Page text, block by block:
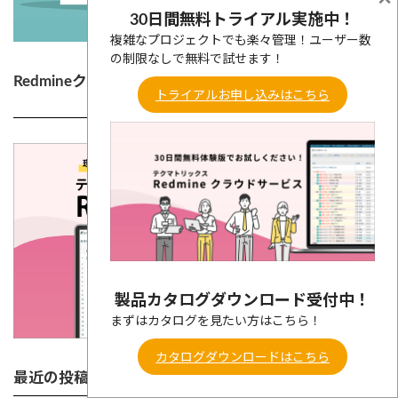
Redmineクラウドサービス
最近の投稿
30日間無料トライアル実施中！
複雑なプロジェクトでも楽々管理！ユーザー数
の制限なしで無料で試せます！
トライアルお申し込みはこちら
製品カタログダウンロード受付中！
まずはカタログを見たい方はこちら！
カタログダウンロードはこちら